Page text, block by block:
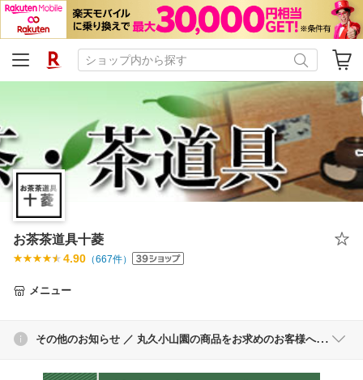
お茶茶道具十菱
4.90 （667件）
メニュー
その他のお知らせ ／ 丸久小山園の商品をお求めのお客様へ＜入荷日数の見込み＞